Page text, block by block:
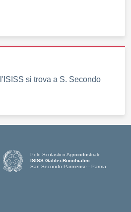
si trova a S. Secondo
Polo Scolastico Agroindustriale
ISISS Galilei-Bocchialini
San Secondo Parmense - Parma